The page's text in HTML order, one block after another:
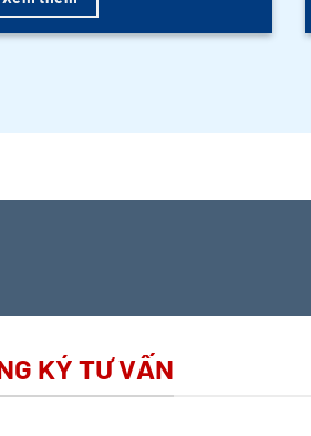
KÝ TƯ VẤN